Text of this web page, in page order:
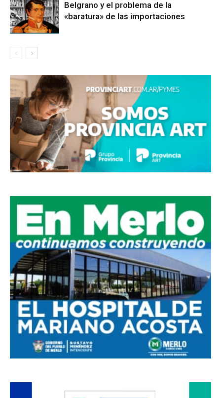
Belgrano y el problema de la
«baratura» de las importaciones